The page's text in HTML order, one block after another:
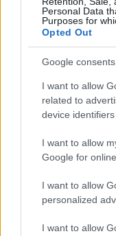
Personal Data
Purposes for
Opted Out
Google consents
I want to allow
related to
device
I want to allow
Google for
I want to allow
personalized
I want to allow
Alineación:Joel –
(Miranda) – Carvalho
Joaquín (Lainez),
Estos jugadores son
muscular),
(COVID-19).
Cambios en la
Jugadores como
podrían tener una